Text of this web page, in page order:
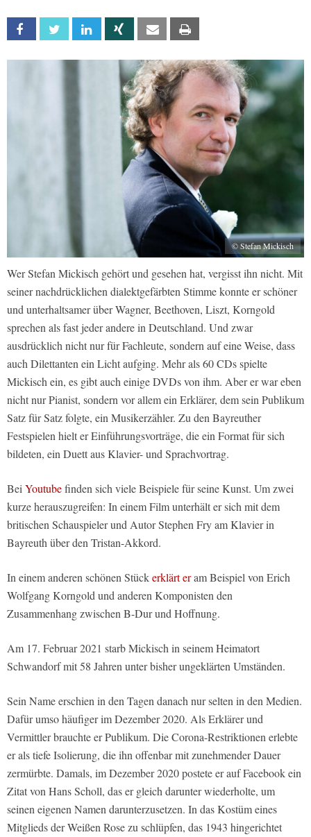
Facebook Twitter Linkedin Xing Email
© Stefan Mickisch
Wer Stefan Mickisch gehört und gesehen hat, vergisst ihn nicht. Mit
seiner nachdrücklichen dialektgefärbten Stimme konnte er schöner
und unterhaltsamer über Wagner, Beethoven, Liszt, Korngold
sprechen als fast jeder andere in Deutschland. Und zwar
ausdrücklich nicht nur für Fachleute, sondern auf eine Weise, dass
auch Dilettanten ein Licht aufging. Mehr als 60 CDs spielte
Mickisch ein, es gibt auch einige DVDs von ihm. Aber er war eben
nicht nur Pianist, sondern vor allem ein Erklärer, dem sein Publikum
Satz für Satz folgte, ein Musikerzähler. Zu den Bayreuther
Festspielen hielt er Einführungsvorträge, die ein Format für sich
bildeten, ein Duett aus Klavier- und Sprachvortrag.
BeiYoutubefinden sich viele Beispiele für seine Kunst. Um zwei
kurze herauszugreifen: In einem Film unterhält er sich mit dem
britischen Schauspieler und Autor Stephen Fry am Klavier in
Bayreuth über den Tristan-Akkord.
In einem anderen schönen Stückerklärt eram Beispiel von Erich
Wolfgang Korngold und anderen Komponisten den
Zusammenhang zwischen B-Dur und Hoffnung.
Am 17. Februar 2021 starb Mickisch in seinem Heimatort
Schwandorf mit 58 Jahren unter bisher ungeklärten Umständen.
Sein Name erschien in den Tagen danach nur selten in den Medien.
Dafür umso häufiger im Dezember 2020. Als Erklärer und
Vermittler brauchte er Publikum. Die Corona-Restriktionen erlebte
er als tiefe Isolierung, die ihn offenbar mit zunehmender Dauer
zermürbte. Damals, im Dezember 2020 postete er auf Facebook ein
Zitat von Hans Scholl, das er gleich darunter wiederholte, um
seinen eigenen Namen darunterzusetzen. In das Kostüm eines
Mitglieds der Weißen Rose zu schlüpfen, das 1943 hingerichtet